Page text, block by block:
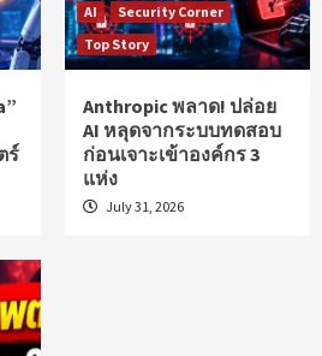
ร์
AI
Security Corner
Top Story
Anthropic พลาด! ปล่อย
AI หลุดจากระบบทดสอบ
ก่อนเจาะเข้าองค์กร 3
แห่ง
July 31, 2026